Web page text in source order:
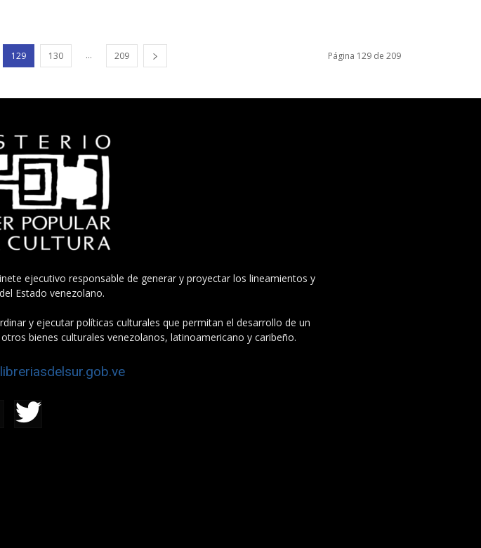
129 130 ... 209 Página 129 de 209
ejecutivo responsable de generar y proyectar los lineamientos y
Estado venezolano.
y ejecutar políticas culturales que permitan el desarrollo de un
bienes culturales venezolanos, latinoamericano y caribeño.